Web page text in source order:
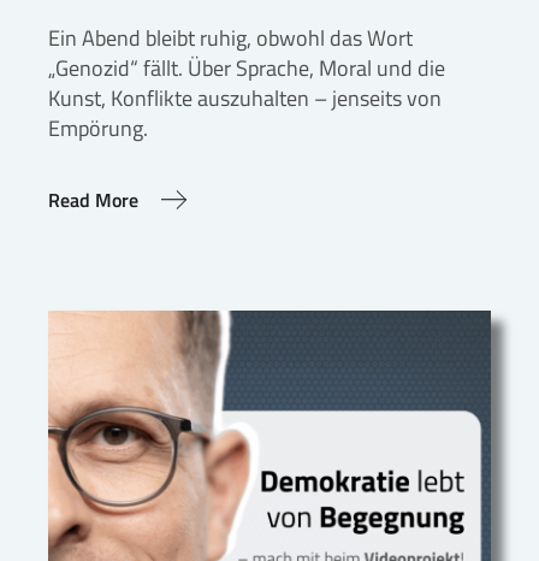
Ein Abend bleibt ruhig, obwohl das Wort
„Genozid“ fällt. Über Sprache, Moral und die
Kunst, Konflikte auszuhalten – jenseits von
Empörung.
Read More